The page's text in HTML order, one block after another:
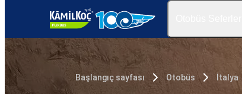
Başlangıç sayfası Otobüs İtalya